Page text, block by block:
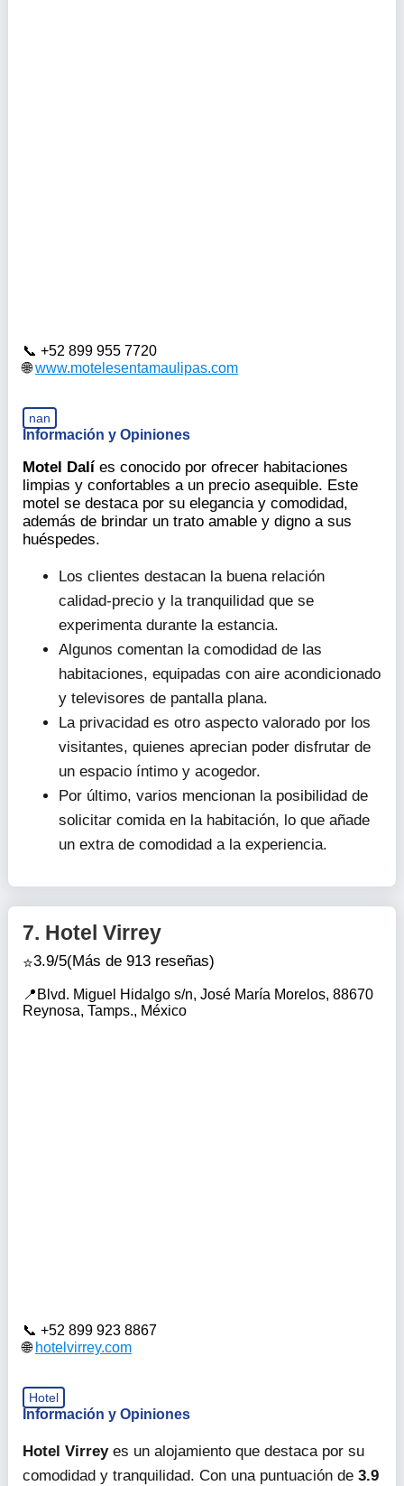
+52 899 955 7720
www.motelesentamaulipas.com
nan
Información y Opiniones
Motel Dalí es conocido por ofrecer habitaciones
limpias y confortables a un precio asequible. Este
motel se destaca por su elegancia y comodidad,
además de brindar un trato amable y digno a sus
huéspedes.
Los clientes destacan la buena relación
calidad-precio y la tranquilidad que se
experimenta durante la estancia.
Algunos comentan la comodidad de las
habitaciones, equipadas con aire acondicionado
y televisores de pantalla plana.
La privacidad es otro aspecto valorado por los
visitantes, quienes aprecian poder disfrutar de
un espacio íntimo y acogedor.
Por último, varios mencionan la posibilidad de
solicitar comida en la habitación, lo que añade
un extra de comodidad a la experiencia.
+52 899 923 8867
hotelvirrey.com
7. Hotel Virrey
3.9/5(Más de 913 reseñas)
Blvd. Miguel Hidalgo s/n, José María Morelos, 88670
Reynosa, Tamps., México
Hotel
Información y Opiniones
Hotel Virreyes un alojamiento que destaca por su
comodidad y tranquilidad. Con una puntuación de 3.9